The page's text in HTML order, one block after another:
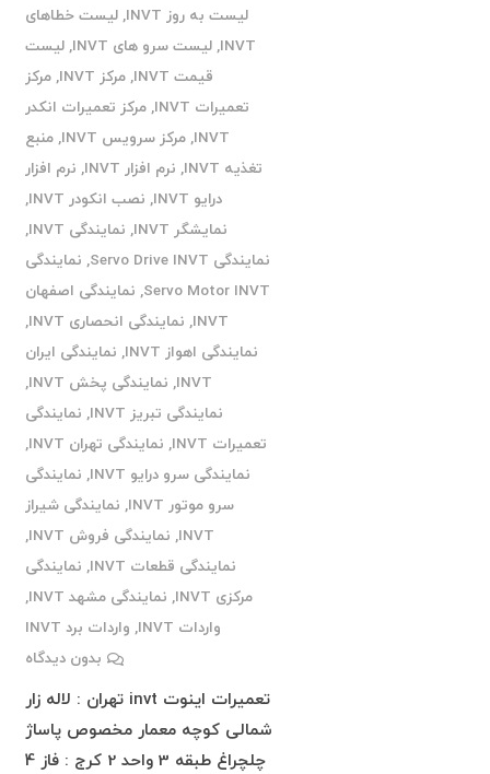
لیست به روز INVT
,لیست خطاهای
INVT
,لیست سرو های INVT ,لیست
قیمت INVT
,مرکز INVT ,مرکز
تعمیرات INVT
,مرکز تعمیرات انکدر
INVT
,مرکز سرویس INVT ,منبع
تغذیه INVT
, نرم افزار INVT , نرم افزار
درایو INVT
, نصب انکودر INVT
,
نمایشگر INVT
, نمایندگی INVT
,
نمایندگی Servo Drive INVT
, نمایندگی
Servo Motor INVT
, نمایندگی اصفهان
INVT
, نمایندگی انحصاری INVT
,
نمایندگی اهواز INVT
, نمایندگی ایران
INVT
, نمایندگی پخش INVT
,
نمایندگی تبریز INVT
, نمایندگی
تعمیرات INVT
, نمایندگی تهران INVT
,
نمایندگی سرو درایو INVT
, نمایندگی
سرو موتور INVT
, نمایندگی شیراز
INVT
, نمایندگی فروش INVT
,
نمایندگی قطعات INVT
, نمایندگی
مرکزی INVT
, نمایندگی مشهد INVT
,
واردات INVT
, واردات برد INVT
بدون دیدگاه
تعمیرات اینوت invt تهران : لاله زار
شمالی کوچه معمار مخصوص پاساژ
چلچراغ طبقه 3 واحد 2 کرج : فاز 4